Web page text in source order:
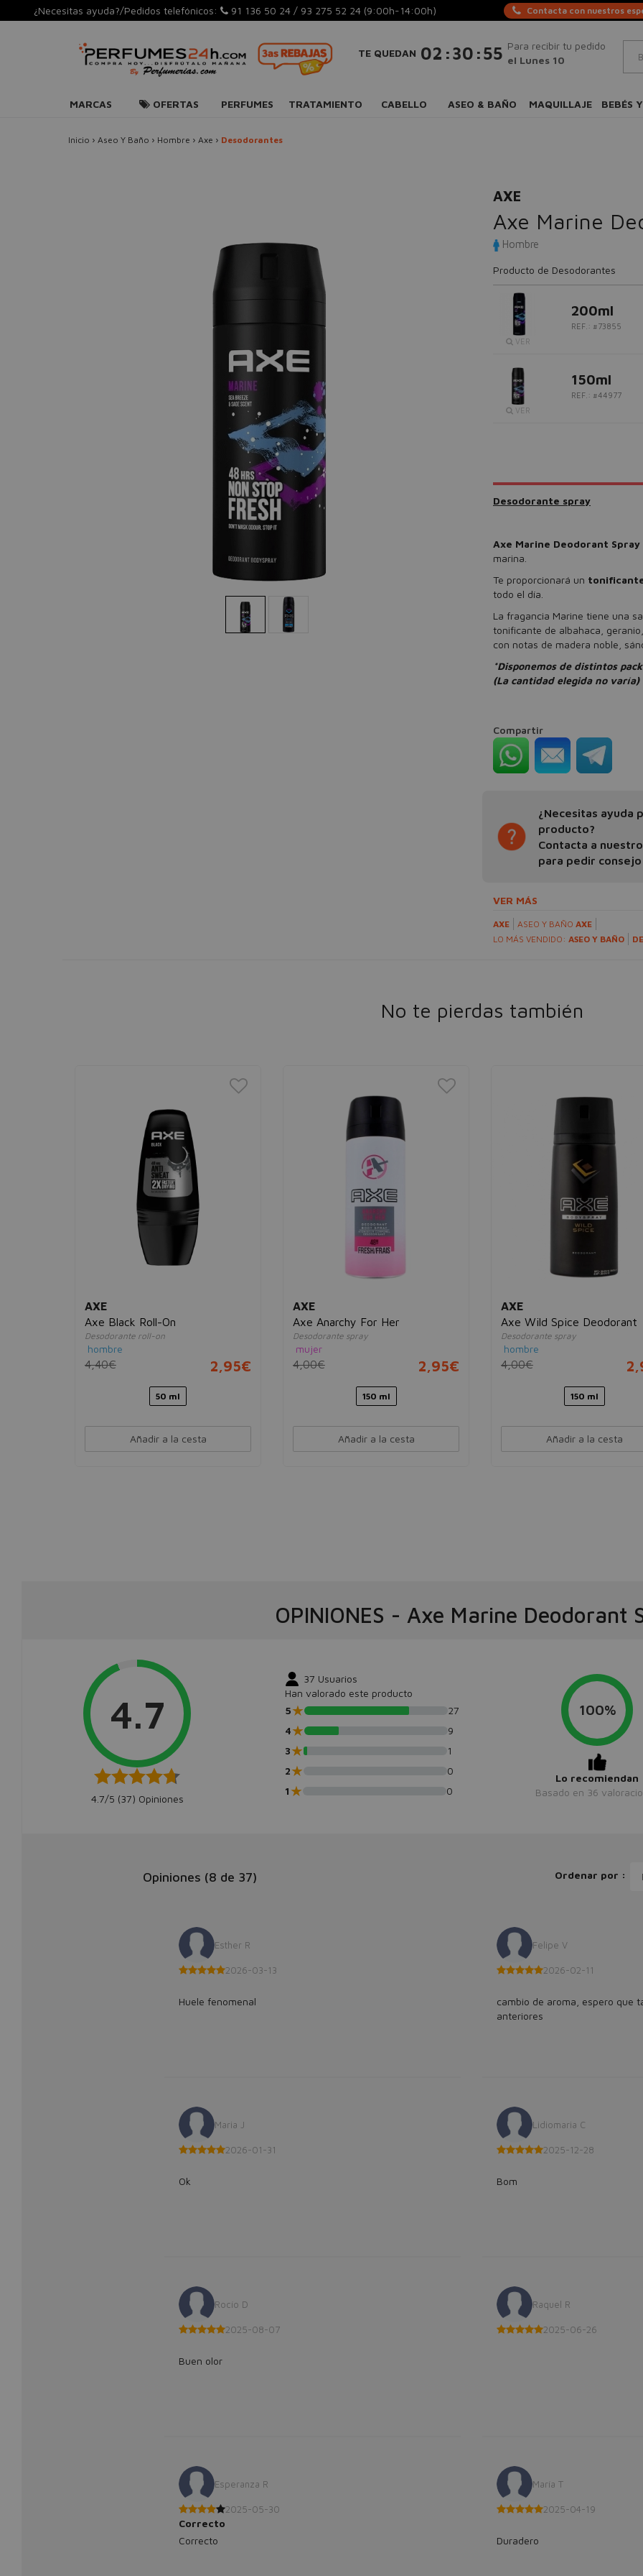
¿Necesitas ayuda?/Pedidos telefónicos: 91 136 50 24 / 93 275 52 24 (9:00h-14:00h) Contacta con nuestros
TE QUEDAN 02 :30 :54 Para recibir tu pedido
el Lunes 10
MARCAS OFERTAS PERFUMES TRATAMIENTO CABELLO ASEO & BAÑO MAQUILLAJE BEBÉS
Inicio › Aseo Y Baño › Hombre › Axe › Desodorantes
AXE
Axe Marine
Hombre
Producto de Desodorantes
VER
200ml
REF.: #73855
VER
150ml
REF.: #44977
Desodorante spray
Axe Marine Deodorant Spray
marina.
Te proporcionará un
todo el día.
La fragancia Marine tiene una
tonificante de albahaca,
con notas de madera noble,
*Disponemos de distintos
(La cantidad elegida no varía)
Compartir
¿Necesitas ayuda
producto?
Contacta a
para pedir consejo
VER MÁS
AXE ASEO Y BAÑO AXE
LO MÁS VENDIDO: ASEO Y BAÑO
No te pierdas también
AXE
Axe Black Roll-On
Desodorante roll-on
hombre
4,40€ 2,95€
50 ml
Añadir a la cesta
AXE
Axe Anarchy For Her
Desodorante spray
mujer
4,00€ 2,95€
150 ml
Añadir a la cesta
AXE
Axe Wild Spice Deodorant
Desodorante spray
hombre
4,00€
150 ml
Añadir a la cesta
OPINIONES - Axe Marine Deodorant
4.7
4.7/5 (37) Opiniones
37 Usuarios
Han valorado este producto
5★
27
4★
9
3★
1
2★
0
1★ 0
100%
Lo recomiendan
Basado en 36
Opiniones (8 de 37) Ordenar por :
Esther R
2026-03-13
Huele fenomenal
Felipe V
2026-02-11
cambio de aroma, espero que
anteriores
Maria J
2026-01-31
Ok
Lidiomaria C
2025-12-28
Bom
Rocío D
2025-08-07
Buen olor
Raquel R
2025-06-26
Esperanza R
2025-05-30
Correcto
Correcto
María T
2025-04-19
Duradero